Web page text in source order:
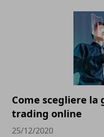
Come scegliere
trading online
25/12/2020